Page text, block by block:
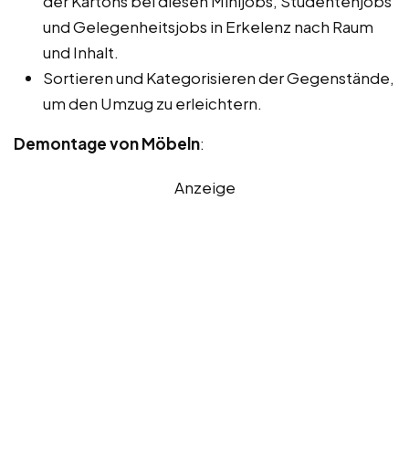
und Gelegenheitsjobs in Erkelenz nach Raum
und Inhalt.
Sortieren und Kategorisieren der Gegenstände,
um den Umzug zu erleichtern.
Demontage von Möbeln:
Anzeige